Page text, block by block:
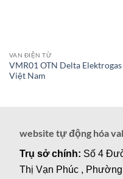
VAN ĐIỆN TỪ
VMR01 OTN Delta Elektrogas
Việt Nam
website tự động hóa
Trụ sở chính: Số 4
Thị Vạn Phúc ,